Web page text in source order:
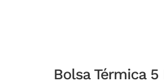
Bolsa Térmica